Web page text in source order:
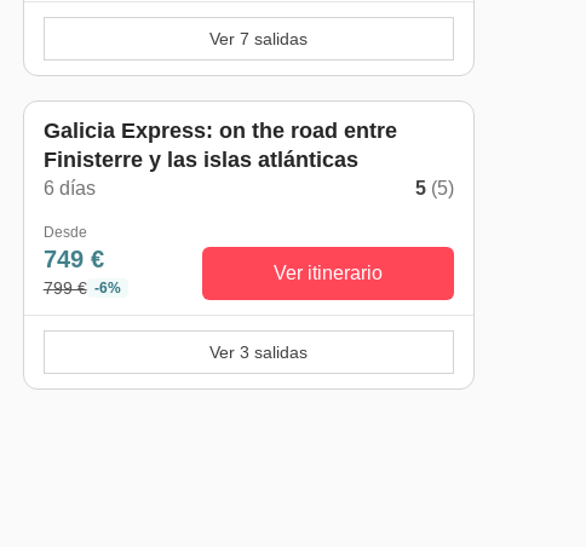
Ver 7 salidas
Galicia Express: on the road entre
Finisterre y las islas atlánticas
6 días 5 (5)
Desde
749 €
799 € -6%
Ver itinerario
Ver 3 salidas